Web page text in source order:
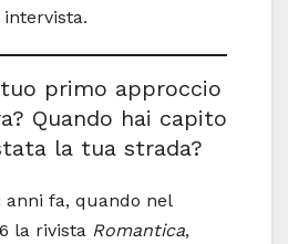
tuo primo approccio
Quando hai capito
la tua strada?
fa, quando nel
la rivista Romantica,